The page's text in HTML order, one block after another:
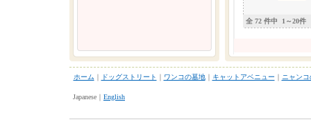
全 72 件中 1～20件
ホーム ｜ ドッグストリート ｜ ワンコの墓地｜ キャットアベニュー ｜ ニャン
Japanese｜ English